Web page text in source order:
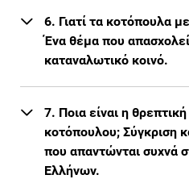
6. Γιατί τα κοτόπουλα
Ένα θέμα που απασχολεί
καταναλωτικό κοινό.
7. Ποια είναι η
κοτόπουλου; Σύγκριση
που απαντώνται συχνά
Ελλήνων.